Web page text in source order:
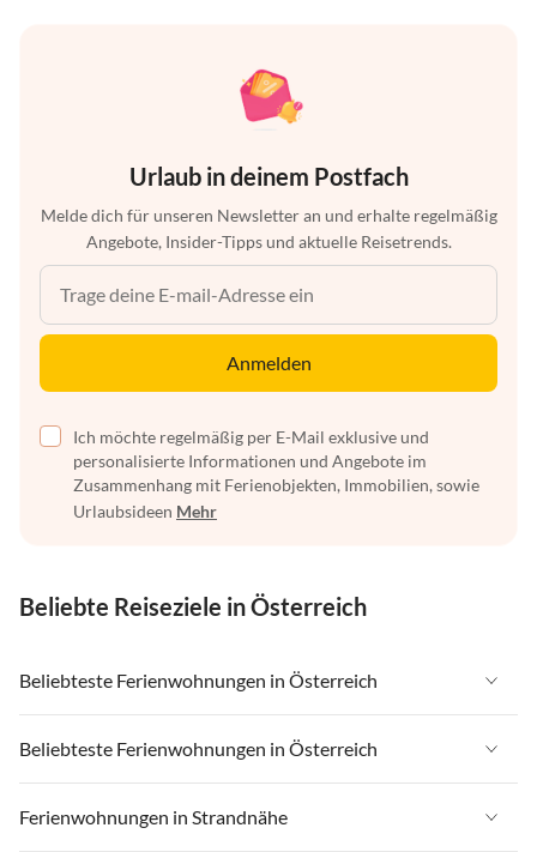
Urlaub in deinem Postfach
Melde dich für unseren Newsletter an und erhalte regelmäßig
Angebote, Insider-Tipps und aktuelle Reisetrends.
Anmelden
Ich möchte regelmäßig per E-Mail exklusive und
personalisierte Informationen und Angebote im
Zusammenhang mit Ferienobjekten, Immobilien, sowie
Urlaubsideen Mehr
Beliebte Reiseziele in Österreich
Beliebteste Ferienwohnungen in Österreich
Ferienwohnungen in Österreich
Ferienwohnungen in Tirol
Ferienwohnungen in Salzburger Land
Beliebteste Ferienwohnungen in Österreich
Ferienwohnungen in Österreich
Ferienwohnungen in Strandnähe